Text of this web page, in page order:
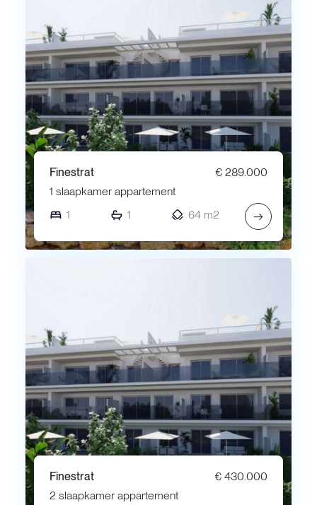
Finestrat
€ 289.000
1 slaapkamer appartement
1
1 64 m2 →
Finestrat
€ 430.000
2 slaapkamer appartement